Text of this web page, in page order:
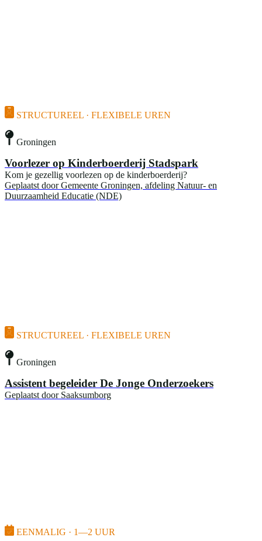
STRUCTUREEL · FLEXIBELE UREN
Groningen
Voorlezer op Kinderboerderij Stadspark
Kom je gezellig voorlezen op de kinderboerderij?
Geplaatst door Gemeente Groningen, afdeling Natuur- en
Duurzaamheid Educatie (NDE)
STRUCTUREEL · FLEXIBELE UREN
Groningen
Assistent begeleider De Jonge Onderzoekers
Geplaatst door Saaksumborg
EENMALIG · 1—2 UUR